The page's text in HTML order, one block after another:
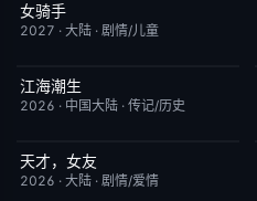
7月15日更新
女骑手
2027 · 大陆 · 剧情/儿童
更新至第26集
江海潮生
2026 · 中国大陆 · 传记/历史
更新至第16集
天才，女友
2026 · 大陆 · 剧情/爱情